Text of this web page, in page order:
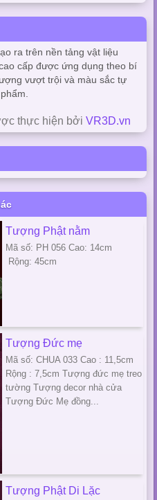
ra trên nền tảng vật liệu
cấp được ứng dụng theo bí
vượt trội và màu sắc tự
thực hiện bởi VR3D.vn
Tượng Phật nằm
Mã số: PH 056 Cao: 14cm
Rộng: 45cm
Tượng Đức mẹ
Mã số: CHUA 033 Cao : 11,5cm
Rộng : 7,5cm Tượng đức mẹ treo
tường Tượng decor nhà cửa
Tượng Đức Mẹ đồng...
Tượng Phật Di Lặc